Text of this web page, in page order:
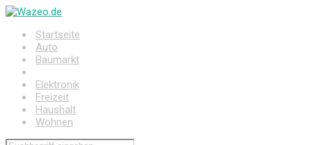
Zum
springenStartseite
Auto
Baumarkt
Elektronik
Freizeit
Haushalt
Wohnen